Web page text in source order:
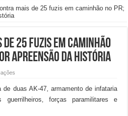
mais de 25 fuzis em caminhão no PR;
25 fuzis em caminhão
apreensão da história
duas AK-47, armamento de infataria
guerrilheiros, forças paramilitares e